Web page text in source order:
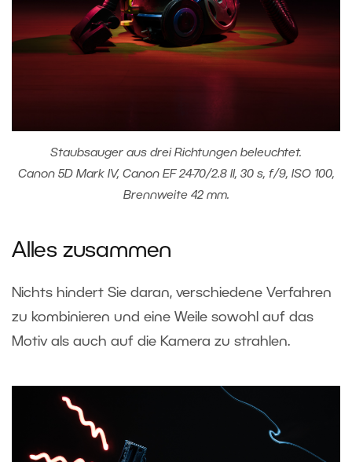
Staubsauger aus drei Richtungen beleuchtet.
Canon 5D Mark IV, Canon EF 24-70/2.8 II, 30 s, f/9, ISO 100,
Brennweite 42 mm.
Alles zusammen
Nichts hindert Sie daran, verschiedene Verfahren
zu kombinieren und eine Weile sowohl auf das
Motiv als auch auf die Kamera zu strahlen.